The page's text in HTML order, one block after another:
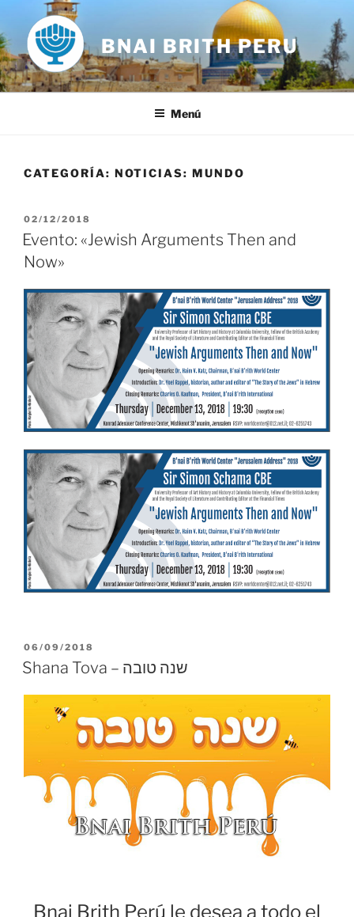
contenido
BNAI BRITH PERU
Menú
CATEGORÍA: NOTICIAS: MUNDO
PUBLICADO
EL
02/12/2018
Evento: «Jewish Arguments Then and
Now»
PUBLICADO
EL
06/09/2018
Shana Tova – שנה טובה
Bnai Brith Perú le desea a todo el